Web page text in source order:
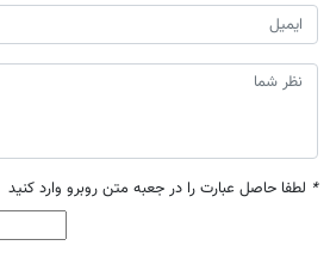
* لطفا حاصل عبارت را در جعبه متن روبرو وارد کنید